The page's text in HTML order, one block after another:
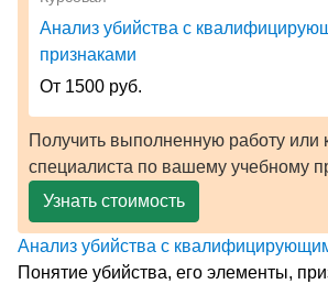
Анализ убийства с
признаками
От 1500 руб.
Получить выполненную работу или
специалиста по вашему учебному
Узнать стоимость
Анализ убийства с
Понятие убийства, его элементы,